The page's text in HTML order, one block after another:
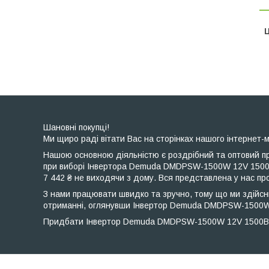
Шановні покупці!
Ми щиро раді вітати Вас на сторінках нашого інтернет-
Нашою основною діяльністю є роздрібний та оптовий
при виборі Інвертора Demuda DMDPSW-1500W 12V
7 442 ₴ не виходячи з дому. Вся представлена ​​у нас
З нами працювати швидко та зручно, тому що ми
отриманні, оглянувши Інвертор Demuda DMDPSW-
Придбати Інвертор Demuda DMDPSW-1500W 12V